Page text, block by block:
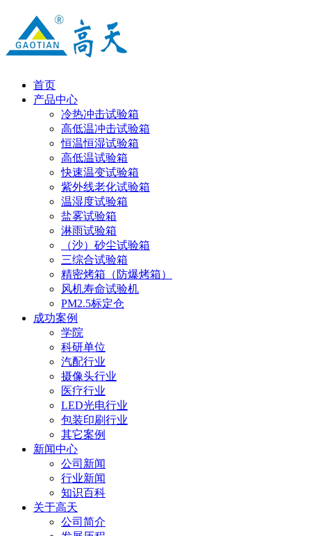
首页
产品中心
冷热冲击试验箱
高低温冲击试验箱
恒温恒湿试验箱
高低温试验箱
快速温变试验箱
紫外线老化试验箱
温湿度试验箱
盐雾试验箱
淋雨试验箱
（沙）砂尘试验箱
三综合试验箱
精密烤箱（防爆烤箱）
风机寿命试验机
PM2.5标定仓
成功案例
学院
科研单位
汽配行业
摄像头行业
医疗行业
LED光电行业
包装印刷行业
其它案例
新闻中心
公司新闻
行业新闻
知识百科
关于高天
公司简介